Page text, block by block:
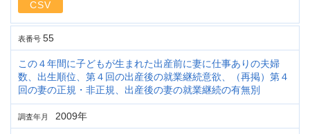
CSV
表番号 55
この４年間に子どもが生まれた出産前に妻に仕事ありの夫婦
数、出生順位、第４回の出産後の就業継続意欲、（再掲）第４
回の妻の正規・非正規、出産後の妻の就業継続の有無別
調査年月 2009年